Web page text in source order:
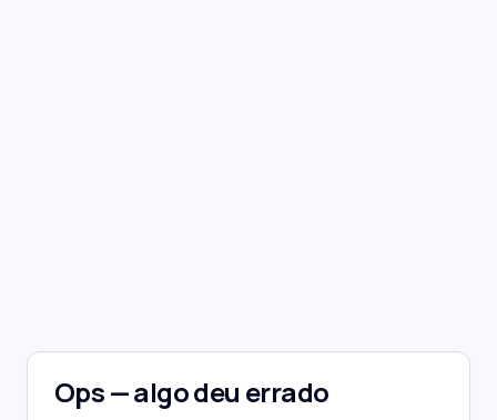
Ops — algo deu errado